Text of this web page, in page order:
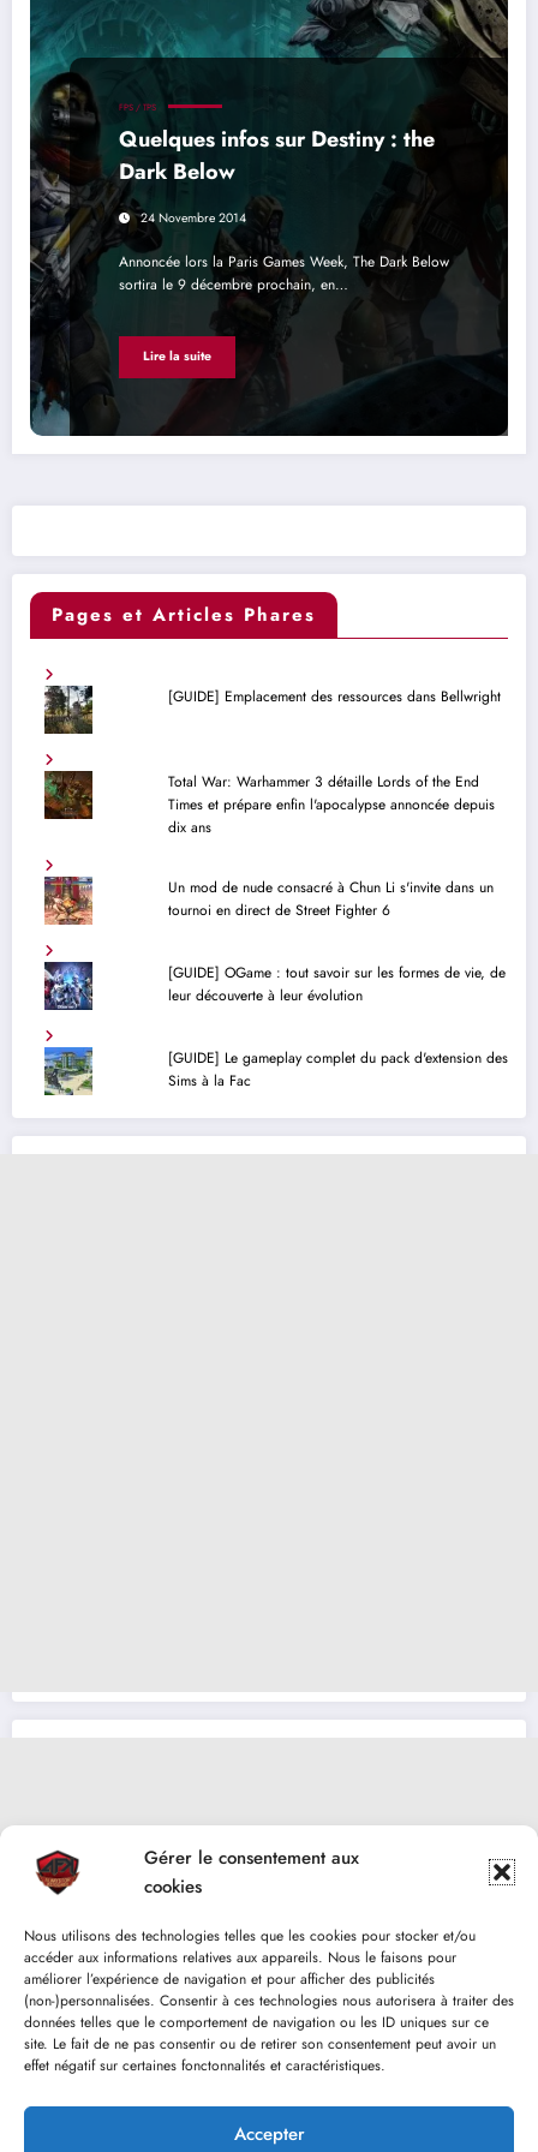
Gérer le consentement aux
cookies
Nous utilisons des technologies telles que les cookies pour stocker et/ou
accéder aux informations relatives aux appareils. Nous le faisons pour
améliorer l’expérience de navigation et pour afficher des publicités
(non-)personnalisées. Consentir à ces technologies nous autorisera à traiter des
données telles que le comportement de navigation ou les ID uniques sur ce
site. Le fait de ne pas consentir ou de retirer son consentement peut avoir un
effet négatif sur certaines fonctonnalités et caractéristiques.
Accepter
FPS / TPS
Quelques infos sur Destiny : the
Dark Below
24 Novembre 2014
Annoncée lors la Paris Games Week, The Dark Below
sortira le 9 décembre prochain, en…
Lire la suite
Pages et Articles Phares
[GUIDE] Emplacement des ressources dans Bellwright
Total War: Warhammer 3 détaille Lords of the End
Times et prépare enfin l'apocalypse annoncée depuis
dix ans
Un mod de nude consacré à Chun Li s'invite dans un
tournoi en direct de Street Fighter 6
[GUIDE] OGame : tout savoir sur les formes de vie, de
leur découverte à leur évolution
[GUIDE] Le gameplay complet du pack d'extension des
Sims à la Fac